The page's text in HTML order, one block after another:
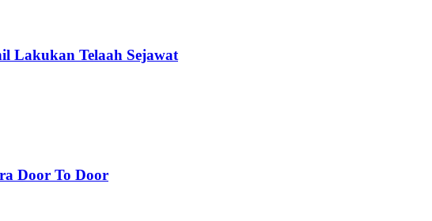
Lakukan Telaah Sejawat
Door To Door